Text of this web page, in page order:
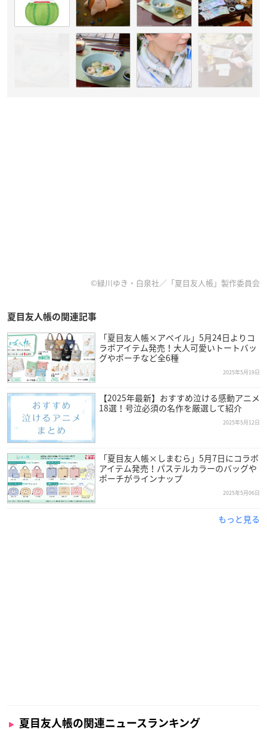
©緑川ゆき・白泉社／「夏目友人帳」製作委員会
夏目友人帳の関連記事
「夏目友人帳×アベイル」5月24日よりコ
ラボアイテム発売！大人可愛いトートバッ
グやポーチなど全6種
2025年5月19日
【2025年最新】おすすめ泣ける感動アニメ
18選！号泣必須の名作を厳選して紹介
2025年5月12日
「夏目友人帳×しまむら」5月7日にコラボ
アイテム発売！パステルカラーのバッグや
ポーチがラインナップ
2025年5月06日
もっと見る
夏目友人帳の関連ニュースランキング